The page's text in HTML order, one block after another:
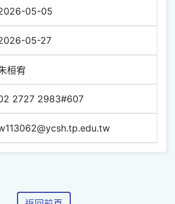
05-05
05-27
桓宥
2727 2983#607